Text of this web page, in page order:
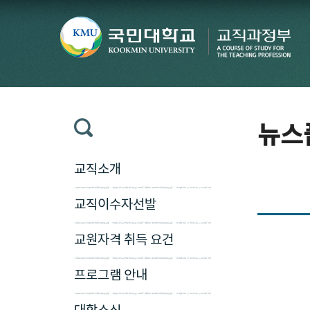
교직소개
교직이수자선발
교원자격 취득 요건
프로그램 안내
뉴스